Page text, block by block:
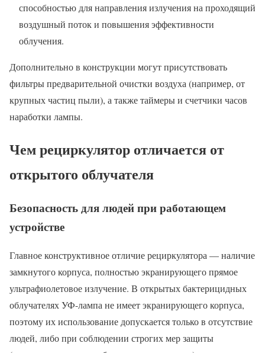
способностью для направления излучения на проходящий
воздушный поток и повышения эффективности
облучения.
Дополнительно в конструкции могут присутствовать
фильтры предварительной очистки воздуха (например, от
крупных частиц пыли), а также таймеры и счетчики часов
наработки лампы.
Чем рециркулятор отличается от
открытого облучателя
Безопасность для людей при работающем
устройстве
Главное конструктивное отличие рециркулятора — наличие
замкнутого корпуса, полностью экранирующего прямое
ультрафиолетовое излучение. В открытых бактерицидных
облучателях УФ-лампа не имеет экранирующего корпуса,
поэтому их использование допускается только в отсутствие
людей, либо при соблюдении строгих мер защиты